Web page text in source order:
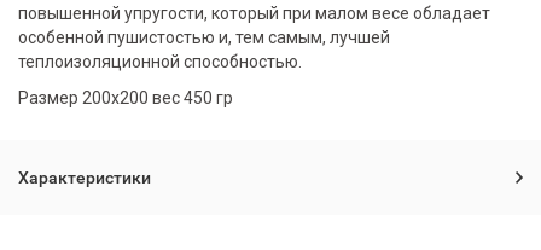
повышенной упругости, который при малом весе обладает
особенной пушистостью и, тем самым, лучшей
теплоизоляционной способностью.
Размер 200х200 вес 450 гр
Характеристики